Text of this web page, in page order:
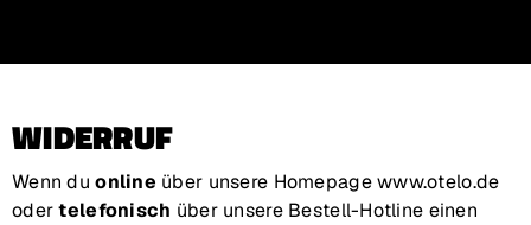
WIDERRUF
Wenn duonline über unsere Homepage www.otelo.de
odertelefonisch über unsere Bestell-Hotline einen